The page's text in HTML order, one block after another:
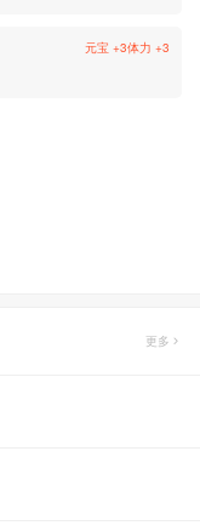
体力 +3
元宝 +3
更多